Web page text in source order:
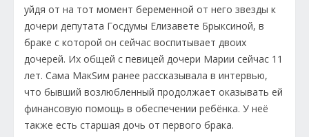
уйдя от на тот момент беременной от него звезды к
дочери депутата Госдумы Елизавете Брыксиной, в
браке с которой он сейчас воспитывает двоих
дочерей. Их общей с певицей дочери Марии сейчас 11
лет. Сама МакSим ранее рассказывала в интервью,
что бывший возлюбленный продолжает оказывать ей
финансовую помощь в обеспечении ребёнка. У неё
также есть старшая дочь от первого брака.